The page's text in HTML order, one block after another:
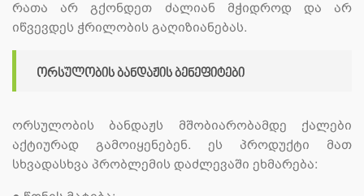
რათა არ გქონდეთ ძალიან მჭიდროდ და არ
იწვევდეს ჭრილობის გაღიზიანებას.
ორსულობის ბანდაჟის ბენეფიტები
ორსულობის ბანდაჟს მშობიარობამდე ქალები
აქტიურად გამოიყენებენ. ეს პროდუქტი მათ
სხვადასხვა პრობლემის დაძლევაში ეხმარება: